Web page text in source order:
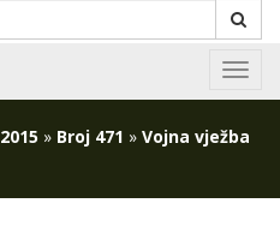
2015 » Broj 471 » Vojna vježba